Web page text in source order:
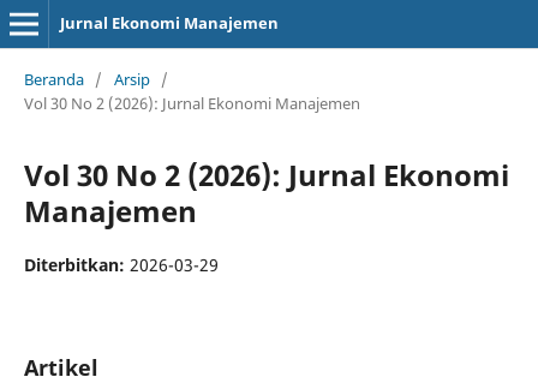
Jurnal Ekonomi Manajemen
Beranda / Arsip /
Vol 30 No 2 (2026): Jurnal Ekonomi Manajemen
Vol 30 No 2 (2026): Jurnal Ekonomi
Manajemen
Diterbitkan: 2026-03-29
Artikel